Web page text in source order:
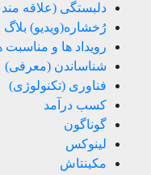
دلبستگی (علاقه
رُخشاره(ویدیو) بلاگ
رویداد ها و مناسبت
شناساندن (معرفی)
فناوری (تکنولوژی)
کسب درآمد
گوناگون
لینوکس
مکینتاش